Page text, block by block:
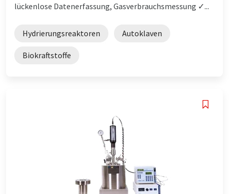
lückenlose Datenerfassung, Gasverbrauchsmessung ✓...
Hydrierungsreaktoren Autoklaven
Biokraftstoffe